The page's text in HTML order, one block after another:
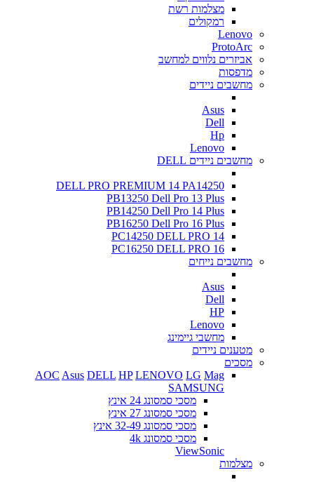
מצלמות רשת
רמקולים
Lenovo
ProtoArc
אביזרים נלווים למחשב
מדפסות
מחשבים ניידים
Asus
Dell
Hp
Lenovo
מחשבים ניידים DELL
DELL PRO PREMIUM 14 PA14250
PB13250 Dell Pro 13 Plus
PB14250 Dell Pro 14 Plus
PB16250 Dell Pro 16 Plus
PC14250 DELL PRO 14
PC16250 DELL PRO 16
מחשבים נייחים
Asus
Dell
HP
Lenovo
מחשבי גיימינג
מטענים ניידים
מסכים
AOC Asus DELL HP LENOVO LG Mag
SAMSUNG
מסכי סמסונג 24 אינץ
מסכי סמסונג 27 אינץ
מסכי סמסונג 32-49 אינץ
מסכי סמסונג 4k
ViewSonic
מצלמות